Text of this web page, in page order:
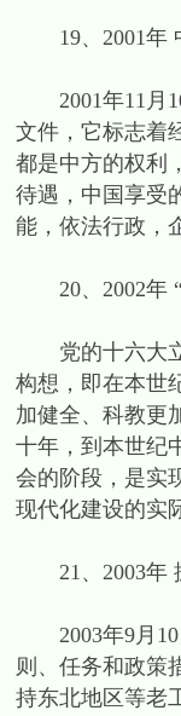
19、2001年
2001年11月10
文件，它标志着
都是中方的权利
待遇，中国享受
能，依法行政，
20、2002年 “
党的十六大立
构想，即在本世
加健全、科教更
十年，到本世纪
会的阶段，是实
现代化建设的实
21、2003年
2003年9月10
则、任务和政策
持东北地区等老